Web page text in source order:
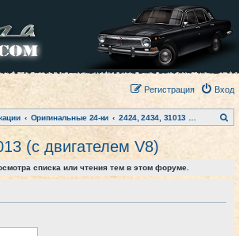
Вход
Регистрация
Оригинальные 24-ки
о
(с двигателем V8)
списка или чтения тем в этом форуме.